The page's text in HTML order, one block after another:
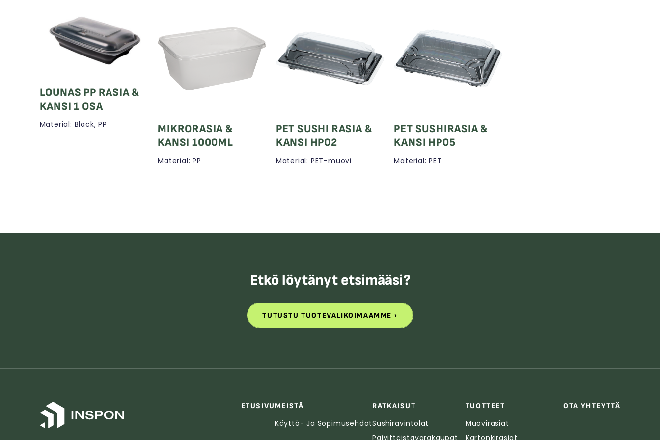
LOUNAS PP RASIA &
KANSI 1 OSA
Material: Black, PP
MIKRORASIA &
KANSI 1000ML
Material: PP
PET SUSHI RASIA &
KANSI HP02
Material: PET-muovi
PET SUSHIRASIA &
KANSI HP05
Material: PET
Etkö löytänyt etsimääsi?
TUTUSTU TUOTEVALIKOIMAAMME
TUTUSTU TUOTEVALIKOIMAAMME
ETUSIVUMEISTÄ
Käyttö- Ja Sopimusehdot
RATKAISUT
Sushiravintolat
Päivittäistavarakaupat
TUOTTEET
Muovirasiat
Kartonkirasiat
OTA YHTEYTTÄ